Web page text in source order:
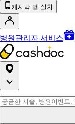
캐시닥 앱 설치
병원관리자 서비스